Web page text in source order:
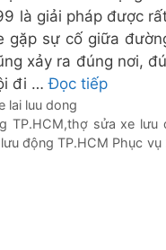
là giải pháp được
gặp sự cố giữa
xảy ra đúng nơi,
đi …Đọc tiếp
lai luu dong
TP.HCM,thợ sửa xe lưu
động TP.HCM Phục vụ